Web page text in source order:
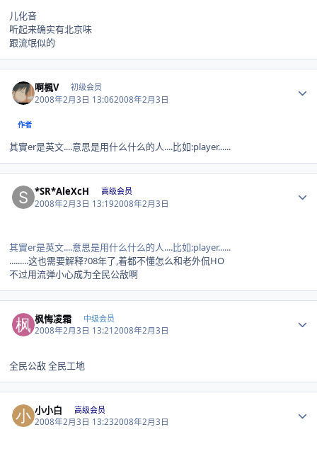
儿化音
听起来确实有北京味
跟流氓似的
啊楓V 初级会员
2008年2月3日 13:062008年2月3日
作者
其實er是英文....意思是用什么什么的人....比如:player......
*SR*AleXcH 高级会员
2008年2月3日 13:192008年2月3日
其實er是英文....意思是用什么什么的人....比如:player......
.........这也需要解释?08年了,着都不懂怎么和老外侃HO
不过用流弹小心成为全民公敌啊
枫悔凌霜 中级会员
2008年2月3日 13:212008年2月3日
全民公敌 全民工地
小小白 高级会员
2008年2月3日 13:232008年2月3日